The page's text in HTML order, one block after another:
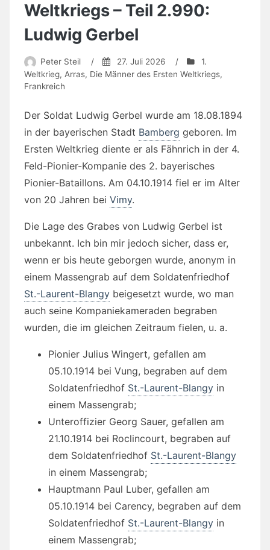
Weltkriegs – Teil 2.990:
Ludwig Gerbel
Peter Steil / 27. Juli 2026 /
1.
Weltkrieg, Arras, Die Männer des Ersten Weltkriegs,
Frankreich
Der Soldat Ludwig Gerbel wurde am 18.08.1894
in der bayerischen Stadt Bamberg geboren. Im
Ersten Weltkrieg diente er als Fähnrich in der 4.
Feld-Pionier-Kompanie des 2. bayerisches
Pionier-Bataillons. Am 04.10.1914 fiel er im Alter
von 20 Jahren bei Vimy.
Die Lage des Grabes von Ludwig Gerbel ist
unbekannt. Ich bin mir jedoch sicher, dass er,
wenn er bis heute geborgen wurde, anonym in
einem Massengrab auf dem Soldatenfriedhof
St.-Laurent-Blangy beigesetzt wurde, wo man
auch seine Kompaniekameraden begraben
wurden, die im gleichen Zeitraum fielen, u. a.
Pionier Julius Wingert, gefallen am
05.10.1914 bei Vung, begraben auf dem
Soldatenfriedhof St.-Laurent-Blangy in
einem Massengrab;
Unteroffizier Georg Sauer, gefallen am
21.10.1914 bei Roclincourt, begraben auf
dem Soldatenfriedhof St.-Laurent-Blangy
in einem Massengrab;
Hauptmann Paul Luber, gefallen am
05.10.1914 bei Carency, begraben auf dem
Soldatenfriedhof St.-Laurent-Blangy in
einem Massengrab;